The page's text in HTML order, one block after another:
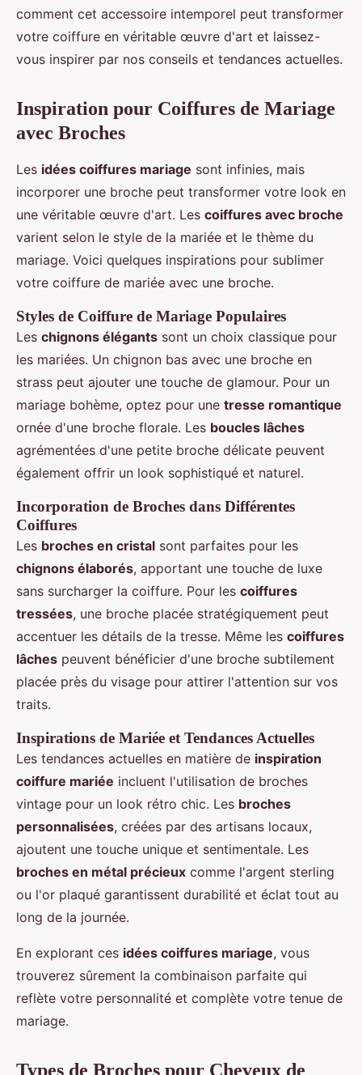
comment cet accessoire intemporel peut transformer
votre coiffure en véritable œuvre d'art et laissez-
vous inspirer par nos conseils et tendances actuelles.
Inspiration pour Coiffures de Mariage
avec Broches
Les idées coiffures mariage sont infinies, mais
incorporer une broche peut transformer votre look en
une véritable œuvre d'art. Les coiffures avec broche
varient selon le style de la mariée et le thème du
mariage. Voici quelques inspirations pour sublimer
votre coiffure de mariée avec une broche.
Styles de Coiffure de Mariage Populaires
Les chignons élégants sont un choix classique pour
les mariées. Un chignon bas avec une broche en
strass peut ajouter une touche de glamour. Pour un
mariage bohème, optez pour une tresse romantique
ornée d'une broche florale. Les boucles lâches
agrémentées d'une petite broche délicate peuvent
également offrir un look sophistiqué et naturel.
Incorporation de Broches dans Différentes
Coiffures
Les broches en cristal sont parfaites pour les
chignons élaborés, apportant une touche de luxe
sans surcharger la coiffure. Pour les coiffures
tressées, une broche placée stratégiquement peut
accentuer les détails de la tresse. Même les coiffures
lâches peuvent bénéficier d'une broche subtilement
placée près du visage pour attirer l'attention sur vos
traits.
Inspirations de Mariée et Tendances Actuelles
Les tendances actuelles en matière de inspiration
coiffure mariée incluent l'utilisation de broches
vintage pour un look rétro chic. Les broches
personnalisées, créées par des artisans locaux,
ajoutent une touche unique et sentimentale. Les
broches en métal précieux comme l'argent sterling
ou l'or plaqué garantissent durabilité et éclat tout au
long de la journée.
En explorant ces idées coiffures mariage, vous
trouverez sûrement la combinaison parfaite qui
reflète votre personnalité et complète votre tenue de
mariage.
Types de Broches pour Cheveux de